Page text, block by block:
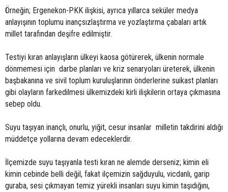
Örneğin; Ergenekon-PKK ilişkisi, ayrıca yıllarca seküler medya
anlayışının toplumu inançsızlaştırma ve yozlaştırma çabaları artık
millet tarafından deşifre edilmiştir.
Testiyi kıran anlayışların ülkeyi kaosa götürerek, ülkenin normale
dönmemesi için darbe planları ve kriz senaryoları üreterek, ülkenin
başbakanına ve sivil toplum kuruluşlarının önderlerine suikast planları
gibi olayların farkedilmesi ülkemizdeki kirli ilişkilerin ortaya çıkmasına
sebep oldu.
Suyu taşıyan inançlı, onurlu, yiğit, cesur insanlar milletin takdirini aldığı
müddetçe yollarına devam edeceklerdir.
İlçemizde suyu taşıyanla testi kıran ne alemde derseniz; kimin eli
kimin cebinde belli değil, fakat ilçemizin sağduyulu, vicdanlı, garip
guraba, sesi çıkmayan temiz yürekli insanları suyu kimin taşıdığını,